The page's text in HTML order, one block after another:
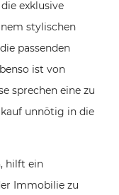
exklusive
stylischen
passenden
ist von
sprechen eine zu
unnötig in die
hilft ein
Immobilie zu